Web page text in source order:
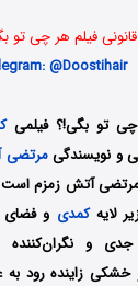
قانونی فیلم هر چی تو
@Doostihair
چی تو بگی!؟ فیلمی
و نویسندگیمرتضی
لایهکمدی و فضای
جدی و
زاینده رود